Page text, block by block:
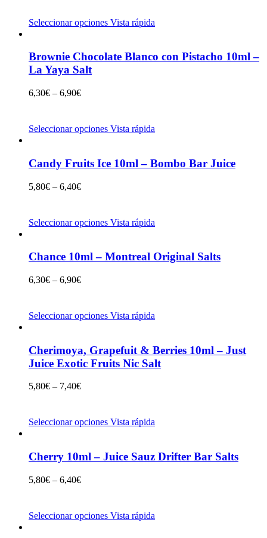
Seleccionar opciones Vista rápida
Brownie Chocolate Blanco con Pistacho 10ml –
La Yaya Salt
6,30€ – 6,90€
Seleccionar opciones Vista rápida
Candy Fruits Ice 10ml – Bombo Bar Juice
5,80€ – 6,40€
Seleccionar opciones Vista rápida
Chance 10ml – Montreal Original Salts
6,30€ – 6,90€
Seleccionar opciones Vista rápida
Cherimoya, Grapefuit & Berries 10ml – Just
Juice Exotic Fruits Nic Salt
5,80€ – 7,40€
Seleccionar opciones Vista rápida
Cherry 10ml – Juice Sauz Drifter Bar Salts
5,80€ – 6,40€
Seleccionar opciones Vista rápida